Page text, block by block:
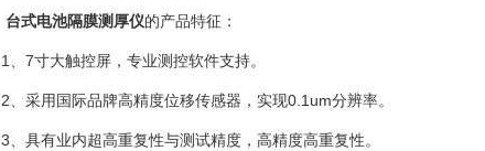
台式电池隔膜测厚仪的产品特征：
1、7寸大触控屏，专业测控软件支持。
2、采用国际品牌高精度位移传感器，实现0.1um分辨率。
3、具有业内超高重复性与测试精度，高精度高重复性。